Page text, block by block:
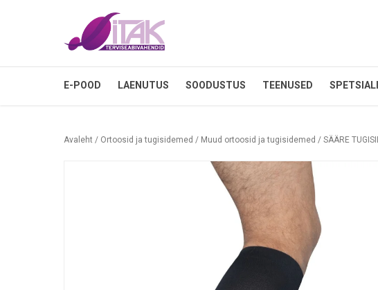
E-POOD LAENUTUS SOODUSTUS TEENUSED
Avaleht / Ortoosid ja tugisidemed / Muud ortoosid ja tugisidemed / SÄÄRE